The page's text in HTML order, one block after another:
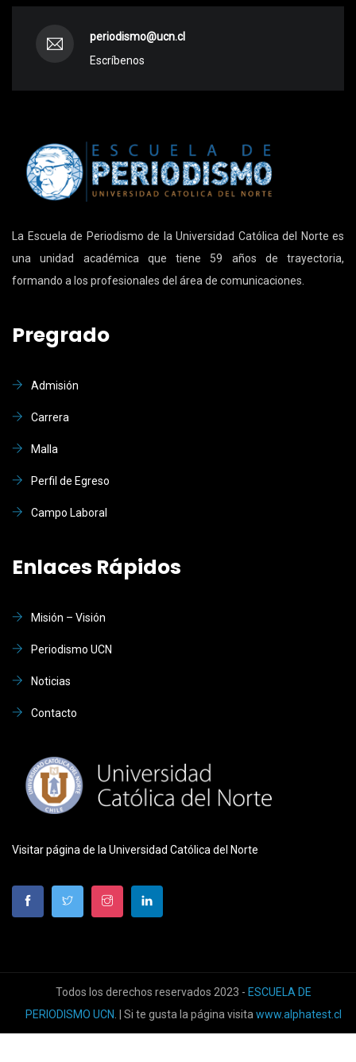
periodismo@ucn.cl
Escríbenos
La Escuela de Periodismo de la Universidad Católica del Norte es
una unidad académica que tiene 59 años de trayectoria,
formando a los profesionales del área de comunicaciones.
Pregrado
Admisión
Carrera
Malla
Perfil de Egreso
Campo Laboral
Enlaces Rápidos
Misión – Visión
Periodismo UCN
Noticias
Contacto
Visitar página de la Universidad Católica del Norte
Todos los derechos reservados 2023 - ESCUELA DE
PERIODISMO UCN
. | Si te gusta la página visita www.alphatest.cl